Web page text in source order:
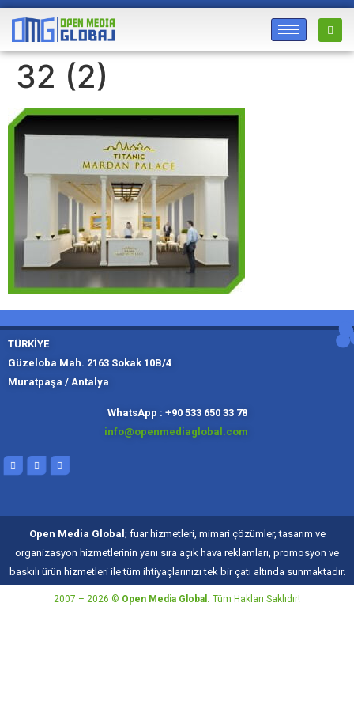
32 (2)
TÜRKİYE
Güzeloba Mah. 2163 Sokak 10B/4
Muratpaşa / Antalya
WhatsApp : +90 533 650 33 78
info@openmediaglobal.com
Open Media Global ; fuar hizmetleri, mimari çözümler, tasarım ve
organizasyon hizmetlerinin yanı sıra açık hava reklamları, promosyon ve
baskılı ürün hizmetleri ile tüm ihtiyaçlarınızı tek bir çatı altında sunmaktadır.
2007 – 2026 © Open Media Global. Tüm Hakları Saklıdır!